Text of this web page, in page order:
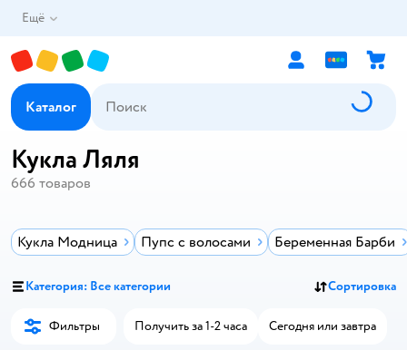
Ещё
Каталог
Кукла Ляля
666 товаров
Кукла Модница Пупс с волосами Беременная Барби
Категория: Все категории Сортировка
Фильтры Получить за 1-2 часа Сегодня или завтра